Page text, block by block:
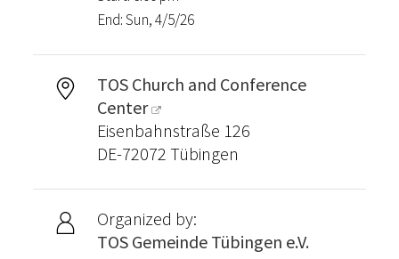
End: Sun, 4/5/26
TOS Church and Conference
Center
Eisenbahnstraße 126
DE-72072 Tübingen
Organized by:
TOS Gemeinde Tübingen e.V.